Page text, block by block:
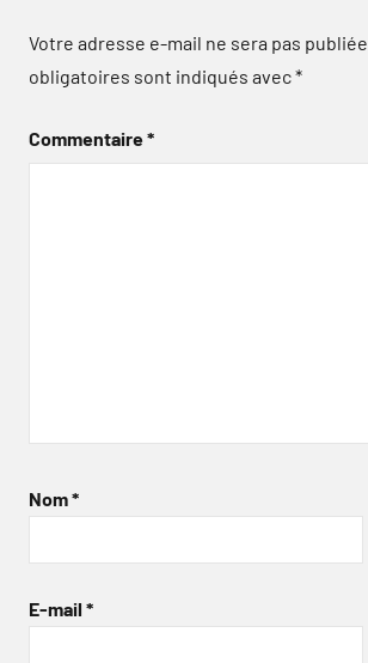
Votre adresse e-mail ne sera pas publiée.
obligatoires sont indiqués avec*
Commentaire*
Nom*
E-mail *